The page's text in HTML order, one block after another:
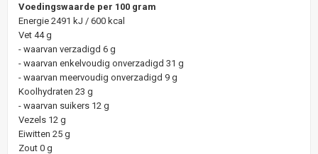
Voedingswaarde per 100 gram
Energie 2491 kJ / 600 kcal
Vet 44 g
- waarvan verzadigd 6 g
- waarvan enkelvoudig onverzadigd 31 g
- waarvan meervoudig onverzadigd 9 g
Koolhydraten 23 g
- waarvan suikers 12 g
Vezels 12 g
Eiwitten 25 g
Zout 0 g